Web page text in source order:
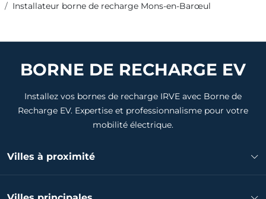
Installateur borne de recharge Mons-en-Barœul
BORNE DE RECHARGE EV
Installez vos bornes de recharge IRVE avec Borne de
Recharge EV. Expertise et professionnalisme pour votre
mobilité électrique.
Villes à proximité